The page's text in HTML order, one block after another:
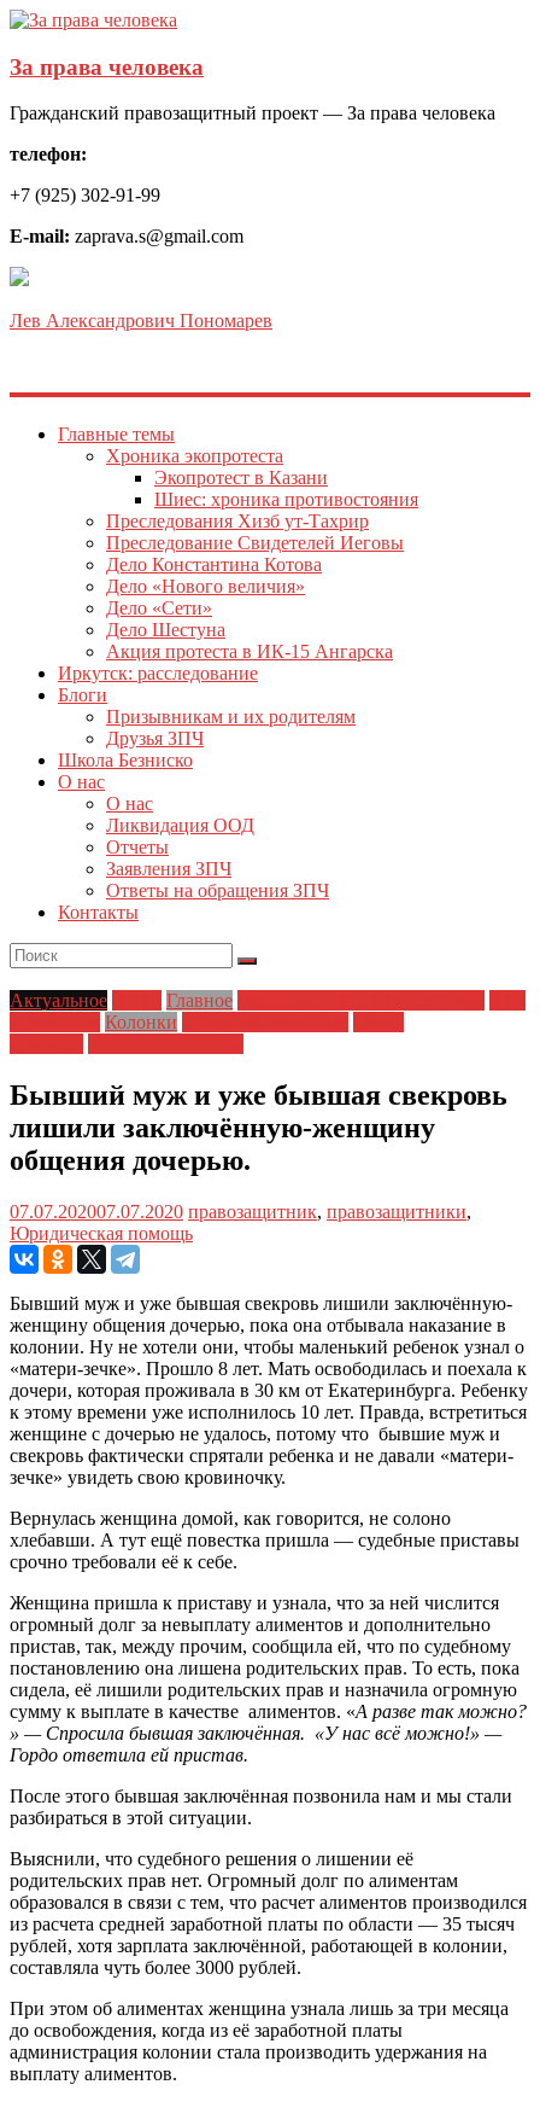
За права человека
Гражданский правозащитный проект — За права человека
телефон:
+7 (925) 302-91-99
E-mail: zaprava.s@gmail.com
Лев Александрович Пономарев
Главные темы
Хроника экопротеста
Экопротест в Казани
Шиес: хроника противостояния
Преследования Хизб ут-Тахрир
Преследование Свидетелей Иеговы
Дело Константина Котова
Дело «Нового величия»
Дело «Сети»
Дело Шестуна
Акция протеста в ИК-15 Ангарска
Иркутск: расследование
Блоги
Призывникам и их родителям
Друзья ЗПЧ
Школа Безниско
О нас
О нас
Ликвидация ООД
Отчеты
Заявления ЗПЧ
Ответы на обращения ЗПЧ
Контакты
Актуальное Главное
Колонки
Бывший муж и уже бывшая свекровь
лишили заключённую-женщину
общения дочерью.
07.07.202007.07.2020 правозащитник, правозащитники,
Юридическая помощь
Бывший муж и уже бывшая свекровь лишили заключённую-
женщину общения дочерью, пока она отбывала наказание в
колонии. Ну не хотели они, чтобы маленький ребенок узнал о
«матери-зечке». Прошло 8 лет. Мать освободилась и поехала к
дочери, которая проживала в 30 км от Екатеринбурга. Ребенку
к этому времени уже исполнилось 10 лет. Правда, встретиться
женщине с дочерью не удалось, потому что бывшие муж и
свекровь фактически спрятали ребенка и не давали «матери-
зечке» увидеть свою кровиночку.
Вернулась женщина домой, как говорится, не солоно
хлебавши. А тут ещё повестка пришла — судебные приставы
срочно требовали её к себе.
Женщина пришла к приставу и узнала, что за ней числится
огромный долг за невыплату алиментов и дополнительно
пристав, так, между прочим, сообщила ей, что по судебному
постановлению она лишена родительских прав. То есть, пока
сидела, её лишили родительских прав и назначила огромную
сумму к выплате в качестве алиментов. «А разве так можно?
» — Спросила бывшая заключённая. «У нас всё можно!» —
Гордо ответила ей пристав.
После этого бывшая заключённая позвонила нам и мы стали
разбираться в этой ситуации.
Выяснили, что судебного решения о лишении её
родительских прав нет. Огромный долг по алиментам
образовался в связи с тем, что расчет алиментов производился
из расчета средней заработной платы по области — 35 тысяч
рублей, хотя зарплата заключённой, работающей в колонии,
составляла чуть более 3000 рублей.
При этом об алиментах женщина узнала лишь за три месяца
до освобождения, когда из её заработной платы
администрация колонии стала производить удержания на
выплату алиментов.